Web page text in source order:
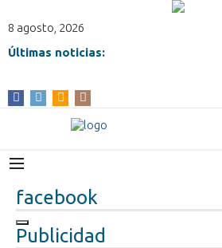
8 agosto, 2026
Últimas noticias:
facebook
Publicidad